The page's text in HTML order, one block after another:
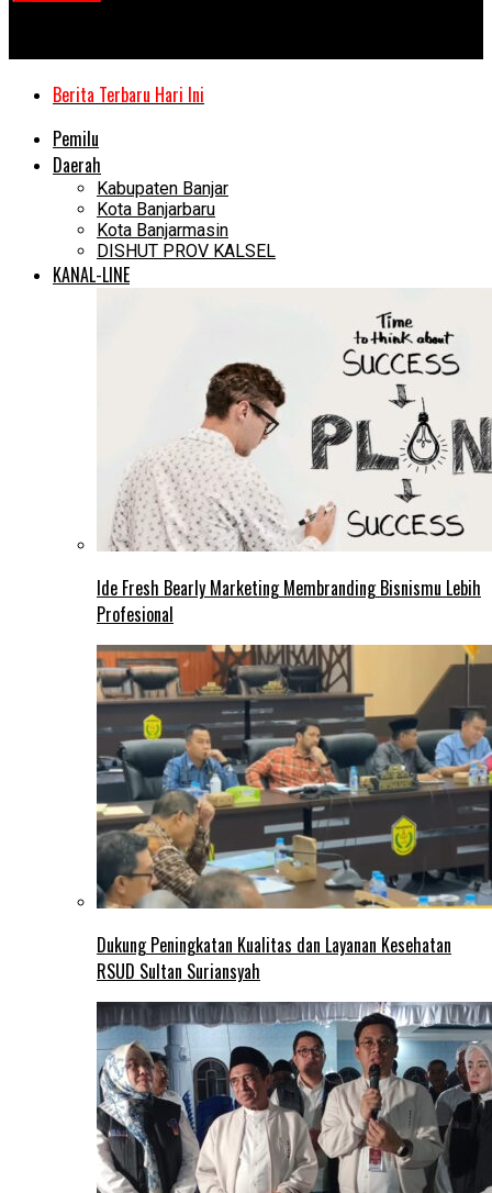
Berita Terbaru Hari Ini
Pemilu
Daerah
Kabupaten Banjar
Kota Banjarbaru
Kota Banjarmasin
DISHUT PROV KALSEL
KANAL-LINE
Ide Fresh Bearly Marketing Membranding Bisnismu Lebih
Profesional
Dukung Peningkatan Kualitas dan Layanan Kesehatan
RSUD Sultan Suriansyah